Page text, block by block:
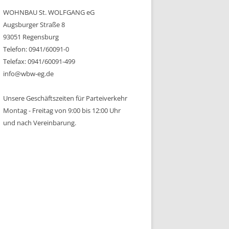
WOHNBAU St. WOLFGANG eG
Augsburger Straße 8
93051 Regensburg
Telefon: 0941/60091-0
Telefax: 0941/60091-499
info@wbw-eg.de
Unsere Geschäftszeiten für Parteiverkehr
Montag - Freitag von 9:00 bis 12:00 Uhr
und nach Vereinbarung.